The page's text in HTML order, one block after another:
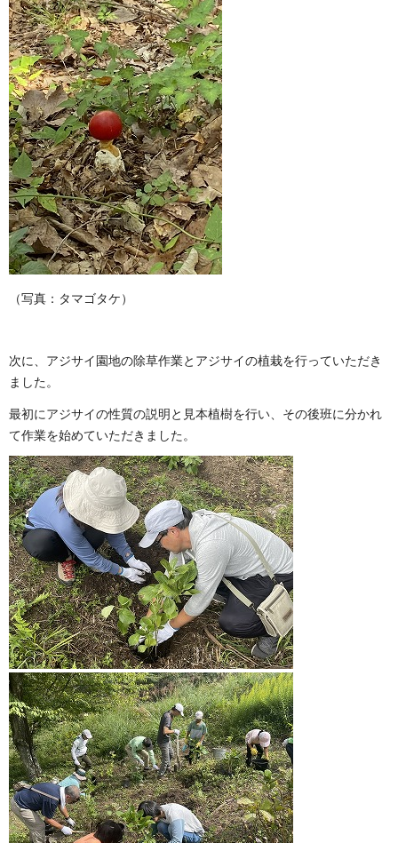
（写真：タマゴタケ）
次に、アジサイ園地の除草作業とアジサイの植栽を行っていただき
ました。
最初にアジサイの性質の説明と見本植樹を行い、その後班に分かれ
て作業を始めていただきました。